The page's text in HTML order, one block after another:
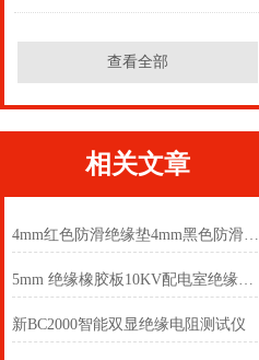
查看全部
相关文章
4mm红色防滑绝缘垫4mm黑色防滑绝缘垫5mm绿色平板绝缘垫
5mm 绝缘橡胶板10KV配电室绝缘橡胶板5mm绝缘橡胶板
新BC2000智能双显绝缘电阻测试仪